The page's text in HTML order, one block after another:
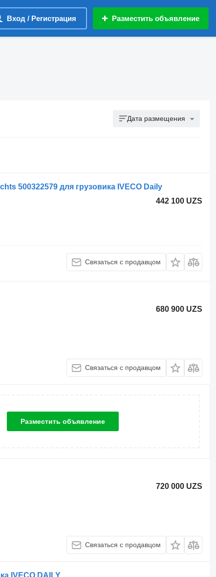
Вход / Регистрация Разместить объявление
Дата размещения
500322579 для грузовика IVECO Daily
442 100 UZS
Связаться с продавцом
680 900 UZS
Связаться с продавцом
Разместить объявление
720 000 UZS
Связаться с продавцом
IVECO DAILY